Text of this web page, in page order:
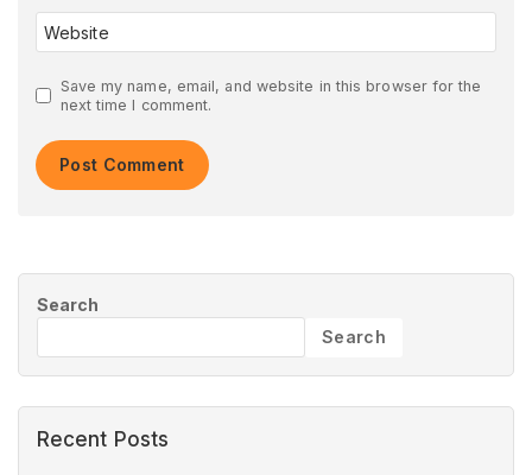
Website
Save my name, email, and website in this browser for the
next time I comment.
Search
Search
Recent Posts